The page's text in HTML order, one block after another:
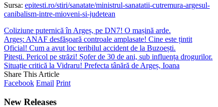
Sursa: epitesti.ro/stiri/sanatate/ministrul-sanatatii-cutremura-argesul-
canibalism-intre-mioveni-si-judetean
Coliziune puternică în Argeș, pe DN7! O mașină arde.
Argeș: ANAF desfășoară controale amplasate! Cine este țintit
Oficial! Cum a avut loc teribilul accident de la Buzoești.
Pitești. Pericol pe străzi! Șofer de 30 de ani, sub influența drogurilor.
Situație critică la Vidraru! Prefecta tânără de Argeș, Ioana
Share This Article
Facebook Email Print
New Releases